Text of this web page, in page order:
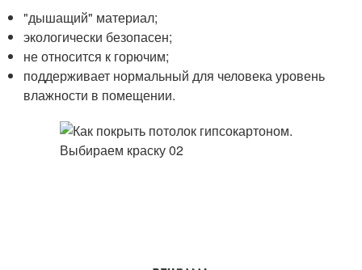
"дышащий" материал;
экологически безопасен;
не относится к горючим;
поддерживает нормальный для человека уровень
влажности в помещении.